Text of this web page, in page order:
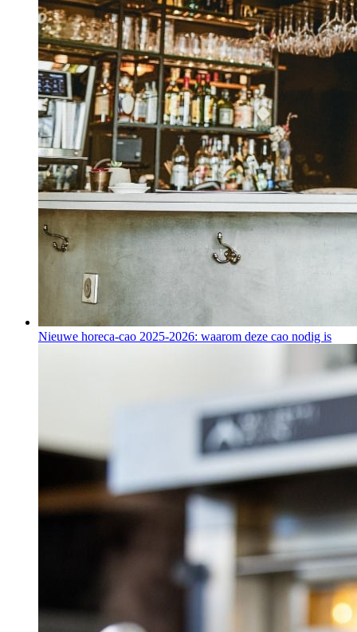
Nieuwe horeca-cao 2025-2026: waarom deze cao nodig is